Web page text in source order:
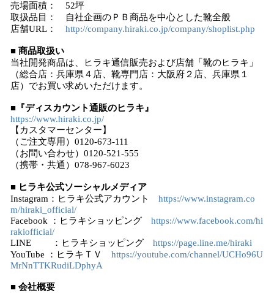
売場面積： 52坪
取扱品目： 自社企画のＰＢ商品を中心とした靴全般
店舗URL： http://company.hiraki.co.jp/company/shoplist.php
■ 商品取扱い
当社開発商品は、ヒラキ通信販売および店舗「靴のヒラキ」
（総合店：兵庫県４店、靴専門店：大阪府２店、兵庫県１
店）でお買い求めいただけます。
■『ディスカウント通販のヒラキ』
https://www.hiraki.co.jp/
【カスタマーセンター】
（ご注文専用）0120-673-111
（お問い合わせ）0120-521-555
（携帯・共通）078-967-6023
■ ヒラキ公式ソーシャルメディア
Instagram：ヒラキ公式アカウント https://www.instagram.co
m/hiraki_official/
Facebook ：ヒラキショッピング https://www.facebook.com/hi
rakiofficial/
LINE ：ヒラキショッピング https://page.line.me/hiraki
YouTube ：ヒラキＴＶ https://youtube.com/channel/UCHo96U
MrNnTTKRudiLDphyA
■ 会社概要